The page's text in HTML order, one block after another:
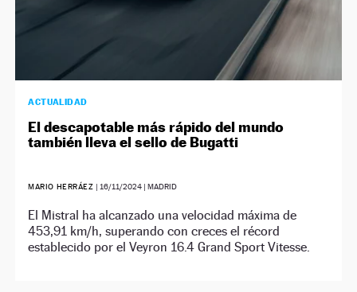
ACTUALIDAD
El descapotable más rápido del mundo
también lleva el sello de Bugatti
MARIO HERRÁEZ | 16/11/2024| MADRID
El Mistral ha alcanzado una velocidad máxima de
453,91 km/h, superando con creces el récord
establecido por el Veyron 16.4 Grand Sport Vitesse.